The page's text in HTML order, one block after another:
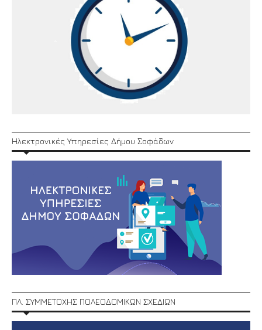
Ηλεκτρονικές Υπηρεσίες Δήμου Σοφάδων
ΠΛ. ΣΥΜΜΕΤΟΧΗΣ ΠΟΛΕΟΔΟΜΙΚΩΝ ΣΧΕΔΙΩΝ